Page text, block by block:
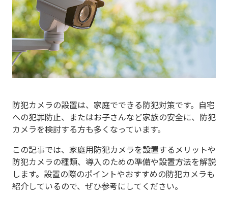
防犯カメラの設置は、家庭でできる防犯対策です。自宅
への犯罪防止、またはお子さんなど家族の安全に、防犯
カメラを検討する方も多くなっています。
この記事では、家庭用防犯カメラを設置するメリットや
防犯カメラの種類、導入のための準備や設置方法を解説
します。設置の際のポイントやおすすめの防犯カメラも
紹介しているので、ぜひ参考にしてください。